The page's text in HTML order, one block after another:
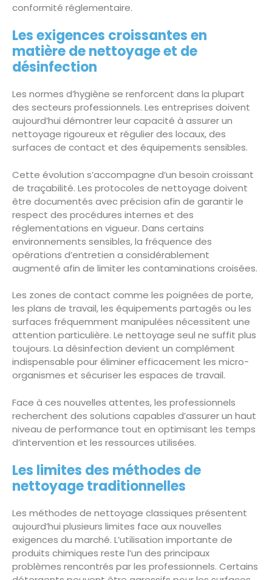
conformité réglementaire.
Les exigences croissantes en
matière de nettoyage et de
désinfection
Les normes d’hygiène se renforcent dans la plupart
des secteurs professionnels. Les entreprises doivent
aujourd’hui démontrer leur capacité à assurer un
nettoyage rigoureux et régulier des locaux, des
surfaces de contact et des équipements sensibles.
Cette évolution s’accompagne d’un besoin croissant
de traçabilité. Les protocoles de nettoyage doivent
être documentés avec précision afin de garantir le
respect des procédures internes et des
réglementations en vigueur. Dans certains
environnements sensibles, la fréquence des
opérations d’entretien a considérablement
augmenté afin de limiter les contaminations croisées.
Les zones de contact comme les poignées de porte,
les plans de travail, les équipements partagés ou les
surfaces fréquemment manipulées nécessitent une
attention particulière. Le nettoyage seul ne suffit plus
toujours. La désinfection devient un complément
indispensable pour éliminer efficacement les micro-
organismes et sécuriser les espaces de travail.
Face à ces nouvelles attentes, les professionnels
recherchent des solutions capables d’assurer un haut
niveau de performance tout en optimisant les temps
d’intervention et les ressources utilisées.
Les limites des méthodes de
nettoyage traditionnelles
Les méthodes de nettoyage classiques présentent
aujourd’hui plusieurs limites face aux nouvelles
exigences du marché. L’utilisation importante de
produits chimiques reste l’un des principaux
problèmes rencontrés par les professionnels. Certains